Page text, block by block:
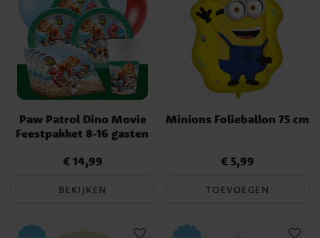
Tip!Grijp nu de kans en plan voor het volgende kinderfeestje. Er
vroeg bij zijn heeft veel voordelen en stelt je in staat veel
verschillende ideeën uit te stippelen voordat je beslist.
Paw Patrol Dino Movie
Feestpakket 8-16 gasten
Prijs :€ 14,99
€ 14,99
BEKIJKEN
Minions Folieballon 75 cm
Prijs :€ 5,99
€ 5,99
TOEVOEGEN